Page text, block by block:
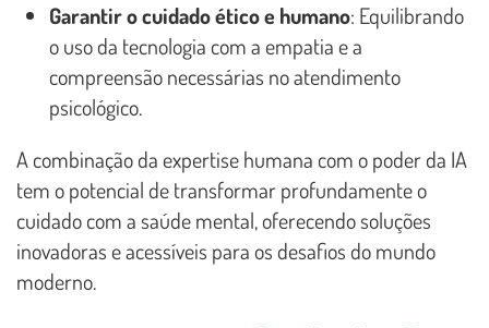
Garantir o cuidado ético e humano: Equilibrando
o uso da tecnologia com a empatia e a
compreensão necessárias no atendimento
psicológico.
A combinação da expertise humana com o poder da IA
tem o potencial de transformar profundamente o
cuidado com a saúde mental, oferecendo soluções
inovadoras e acessíveis para os desafios do mundo
moderno.